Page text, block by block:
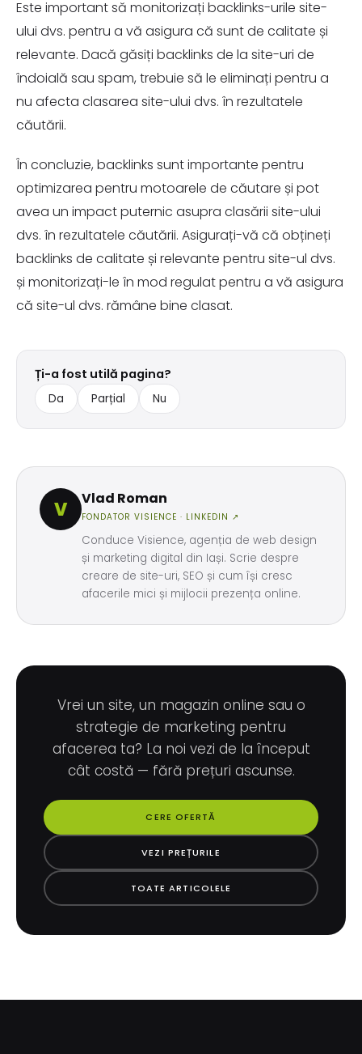
Este important să monitorizați backlinks-urile site-
ului dvs. pentru a vă asigura că sunt de calitate și
relevante. Dacă găsiți backlinks de la site-uri de
îndoială sau spam, trebuie să le eliminați pentru a
nu afecta clasarea site-ului dvs. în rezultatele
căutării.
În concluzie, backlinks sunt importante pentru
optimizarea pentru motoarele de căutare și pot
avea un impact puternic asupra clasării site-ului
dvs. în rezultatele căutării. Asigurați-vă că obțineți
backlinks de calitate și relevante pentru site-ul dvs.
și monitorizați-le în mod regulat pentru a vă asigura
că site-ul dvs. rămâne bine clasat.
Ți-a fost utilă pagina?
Da Parțial Nu
V Vlad Roman
FONDATOR VISIENCE · LINKEDIN ↗
Conduce Visience, agenția de web design
și marketing digital din Iași. Scrie despre
creare de site-uri, SEO și cum își cresc
afacerile mici și mijlocii prezența online.
Vrei un site, un magazin online sau o
strategie de marketing pentru
afacerea ta? La noi vezi de la început
cât costă — fără prețuri ascunse.
CERE OFERTĂ
VEZI PREȚURILE
TOATE ARTICOLELE